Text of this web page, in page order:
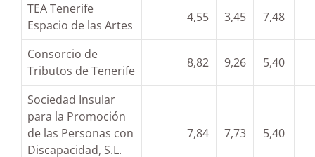
TEA Tenerife
Espacio de las Artes
4,55 3,45 7,48
Consorcio de
Tributos de Tenerife
8,82 9,26 5,40
Sociedad Insular
para la Promoción
de las Personas con
Discapacidad, S.L.
7,84 7,73 5,40